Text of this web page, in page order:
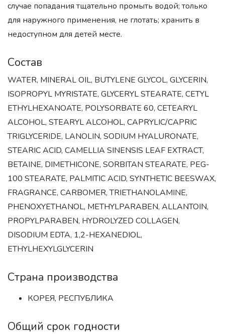
случае попадания тщательно промыть водой; только
для наружного применения, не глотать; хранить в
недоступном для детей месте.
Состав
WATER, MINERAL OIL, BUTYLENE GLYCOL, GLYCERIN,
ISOPROPYL MYRISTATE, GLYCERYL STEARATE, CETYL
ETHYLHEXANOATE, POLYSORBATE 60, CETEARYL
ALCOHOL, STEARYL ALCOHOL, CAPRYLIC/CAPRIC
TRIGLYCERIDE, LANOLIN, SODIUM HYALURONATE,
STEARIC ACID, CAMELLIA SINENSIS LEAF EXTRACT,
BETAINE, DIMETHICONE, SORBITAN STEARATE, PEG-
100 STEARATE, PALMITIC ACID, SYNTHETIC BEESWAX,
FRAGRANCE, CARBOMER, TRIETHANOLAMINE,
PHENOXYETHANOL, METHYLPARABEN, ALLANTOIN,
PROPYLPARABEN, HYDROLYZED COLLAGEN,
DISODIUM EDTA, 1,2-HEXANEDIOL,
ETHYLHEXYLGLYCERIN
Страна производства
КОРЕЯ, РЕСПУБЛИКА
Общий срок годности